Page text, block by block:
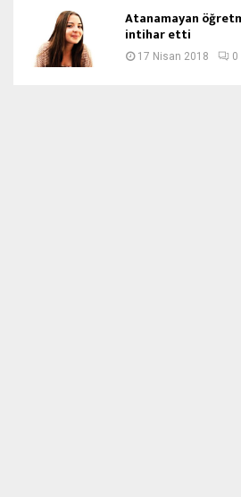
Atanamayan
intihar etti
17 Nisan 2018 0